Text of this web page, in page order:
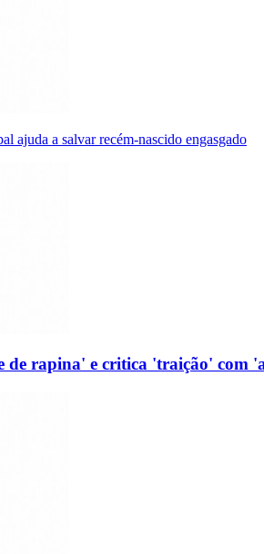
ajuda a salvar recém-nascido engasgado
de rapina' e critica 'traição' com